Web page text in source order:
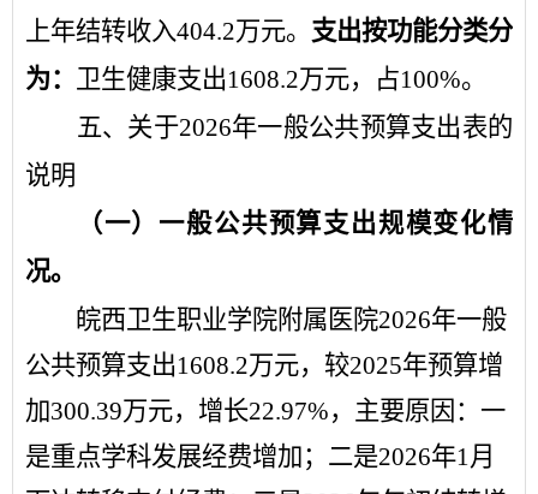
上年结转收入404.2万元。 支出按功能分类分
为： 卫生健康支出1608.2万元，占100%。
五、关于2026年一般公共预算支出表的
说明
（一）一般公共预算支出规模变化情
况。
皖西卫生职业学院附属医院2026年一般
公共预算支出1608.2万元， 较2025年预算增
加300.39万元，增长22.97%，主要原因：一
是重点学科发展经费增加；二是2026年1月